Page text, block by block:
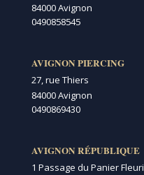
84000 Avignon
0490858545
AVIGNON PIERCING
27, rue Thiers
84000 Avignon
0490869430
AVIGNON RÉPUBLIQUE
1 Passage du Panier Fleuri